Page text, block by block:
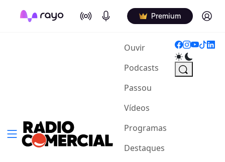
On Air Podcasts Premium Log in
Ouvir(current)
Podcasts
Passou
Vídeos
Programas
Destaques